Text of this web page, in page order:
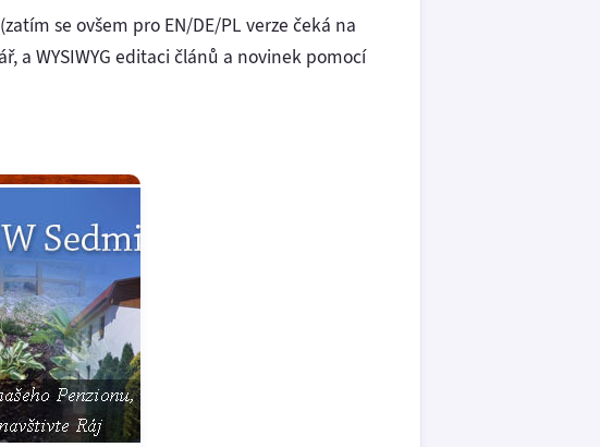
se ovšem pro EN/DE/PL verze čeká na
WYSIWYG editaci článů a novinek pomocí